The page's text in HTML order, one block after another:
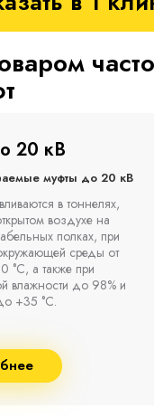
часто
10 кВ
муфты до 10 кВ
"Москабельторг"
соединительные
муфты на кабель
10 кВ с изоляцией
бумаги и
собственного